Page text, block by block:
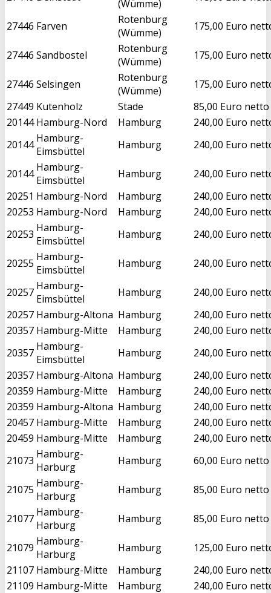
(Wümme)
27446 Farven
Rotenburg
(Wümme)
175,00 Euro
27446 Sandbostel
Rotenburg
(Wümme)
175,00 Euro
27446 Selsingen
Rotenburg
(Wümme)
175,00 Euro
27449 Kutenholz Stade
85,00 Euro netto
20144 Hamburg-Nord Hamburg
240,00 Euro
20144 Hamburg-
Eimsbüttel
Hamburg 240,00 Euro
20144 Hamburg-
Eimsbüttel
Hamburg
240,00 Euro
20251 Hamburg-Nord Hamburg
240,00 Euro
20253 Hamburg-Nord Hamburg
240,00 Euro
20253 Hamburg-
Eimsbüttel
Hamburg 240,00 Euro
20255 Hamburg-
Eimsbüttel
Hamburg 240,00 Euro
20257 Hamburg-
Eimsbüttel
Hamburg
240,00 Euro
20257 Hamburg-Altona Hamburg
240,00 Euro
20357 Hamburg-Mitte Hamburg
240,00 Euro
20357 Hamburg-
Eimsbüttel
Hamburg
240,00 Euro
20357 Hamburg-Altona Hamburg
240,00 Euro
20359 Hamburg-Mitte Hamburg
240,00 Euro
20359 Hamburg-Altona Hamburg
240,00 Euro
20457 Hamburg-Mitte Hamburg
240,00 Euro
20459 Hamburg-Mitte Hamburg
240,00 Euro
21073 Hamburg-
Harburg
Hamburg 60,00 Euro netto
21075 Hamburg-
Harburg
Hamburg 85,00 Euro netto
21077 Hamburg-
Harburg
Hamburg 85,00 Euro netto
21079 Hamburg-
Harburg
Hamburg
125,00 Euro
21107 Hamburg-Mitte Hamburg
240,00 Euro
21109 Hamburg-Mitte Hamburg
240,00 Euro